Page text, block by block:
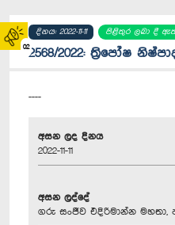
02
දිනය: 2022-11-11 පිළිතුර ලබා දී
2568/2022: ත්‍රිපෝෂ
----
අසන ලද දිනය
2022-11-11
අසන ලද්දේ
ගරු සංජීව එදිරිමාන්න මහතා,